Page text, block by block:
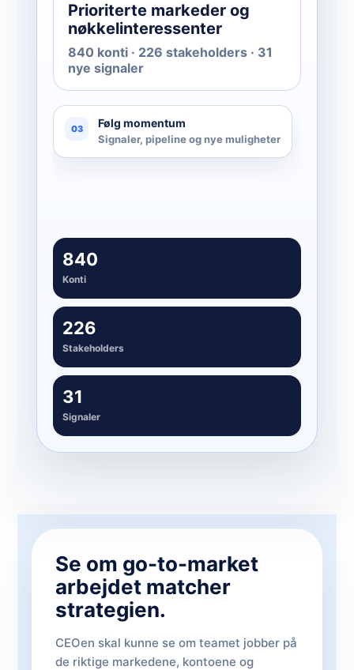
Prioriterte markeder og
nøkkelinteressenter
840 konti · 226 stakeholders · 31
nye signaler
03 Følg momentum
Signaler, pipeline og nye muligheter
840
Konti
226
Stakeholders
31
Signaler
Se om go-to-market
arbejdet matcher
strategien.
CEOen skal kunne se om teamet jobber på
de riktige markedene, kontoene og